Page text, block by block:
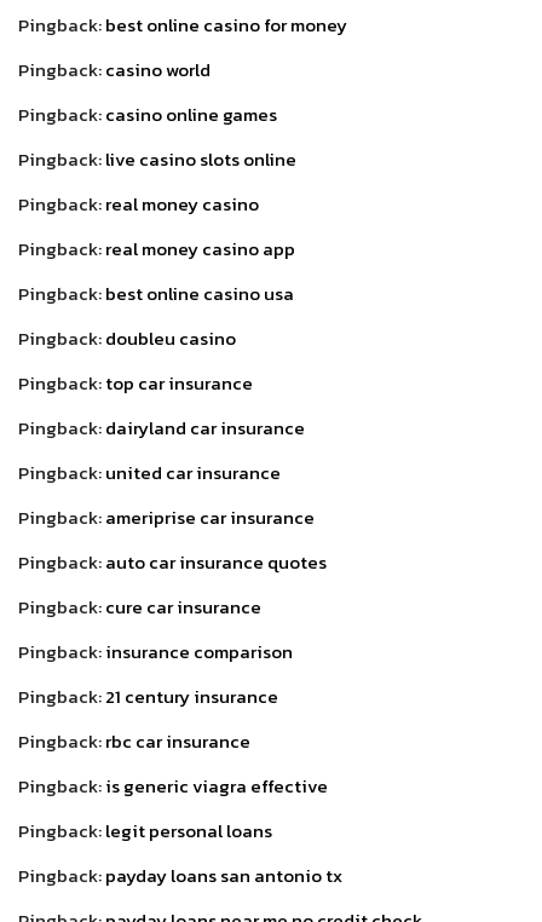
Pingback:best online casino for money
Pingback:casino world
Pingback:casino online games
Pingback:live casino slots online
Pingback:real money casino
Pingback:real money casino app
Pingback:best online casino usa
Pingback:doubleu casino
Pingback:top car insurance
Pingback:dairyland car insurance
Pingback:united car insurance
Pingback:ameriprise car insurance
Pingback:auto car insurance quotes
Pingback:cure car insurance
Pingback:insurance comparison
Pingback:21 century insurance
Pingback:rbc car insurance
Pingback:is generic viagra effective
Pingback:legit personal loans
Pingback:payday loans san antonio tx